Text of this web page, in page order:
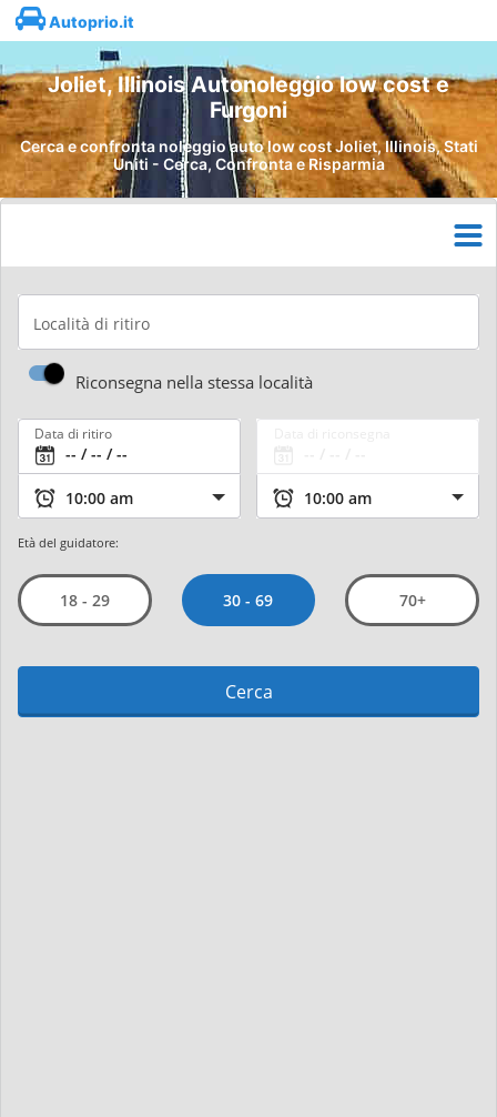
Autoprio.it
Joliet, Illinois Autonoleggio low cost e
Furgoni
Cerca e confronta noleggio auto low cost Joliet, Illinois, Stati
Uniti - Cerca, Confronta e Risparmia
Località di ritiro
Riconsegna nella stessa località
Data di ritiro
Età del guidatore:
18 - 29 30 - 69 70+
Cerca